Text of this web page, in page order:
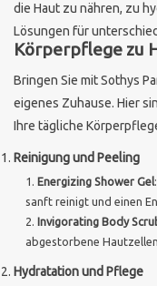
Bernard cassiere
Fusion Meso
Ekseption Skincare
Blog
die Haut zu nähren, zu
Lösungen für
Körperpflege zu
Bringen Sie mit Sothys
eigenes Zuhause. Hier
Ihre tägliche
Reinigung und Peeling
Energizing Shower Gel
sanft reinigt und einen
Invigorating Body
abgestorbene
Hydratation und Pflege